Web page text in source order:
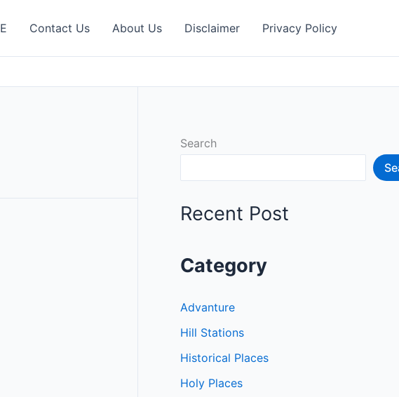
Contact Us About Us Disclaimer Privacy Policy
Search
Recent Post
Category
Advanture
Hill Stations
Historical Places
Holy Places